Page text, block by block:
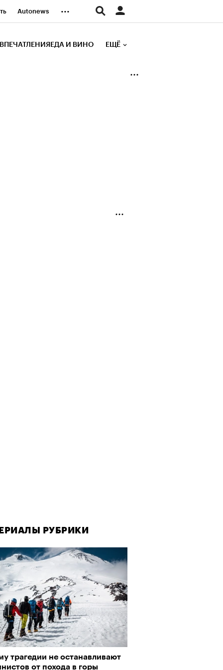
Autonews ...
ВПЕЧАТЛЕНИЯ ЕДА И ВИНО ЕЩЁ
РУБРИКИ
трагедии не останавливают
от похода в горы
РУБРИКИ
2025: Япония наносит
удар